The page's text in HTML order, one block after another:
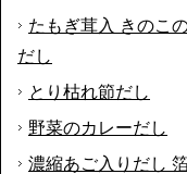
たもぎ茸入 きのこ
だし
とり枯れ節だし
野菜のカレーだし
濃縮あご入りだし